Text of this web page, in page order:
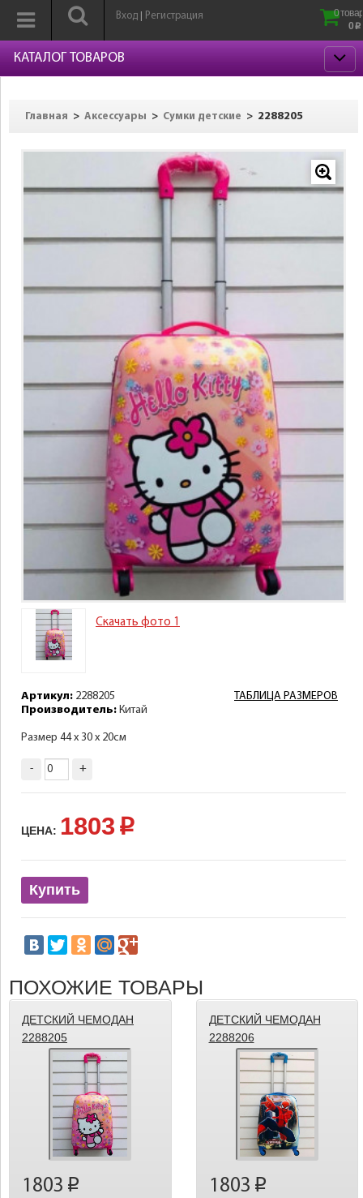
Вход Регистрация
0
0 p
КАТАЛОГ ТОВАРОВ
Главная > Аксессуары > Сумки детские > 2288205
Скачать фото 1
ТАБЛИЦА РАЗМЕРОВ
Артикул: 2288205
Производитель: Китай
Размер 44 х 30 х 20см
- +
ЦЕНА: 1803 p
Купить
ПОХОЖИЕ ТОВАРЫ
ДЕТСКИЙ ЧЕМОДАН
2288205
1803 p
ДЕТСКИЙ ЧЕМОДАН
2288206
1803 p